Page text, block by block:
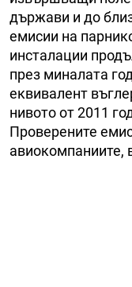
държави и до
емисии на
инсталации
през миналата
еквивалент
нивото от 2011
Проверените
авиокомпаниите,